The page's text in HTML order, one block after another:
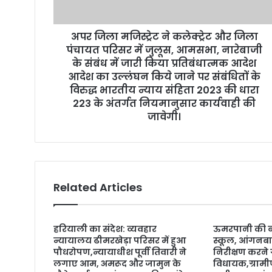
r
अपर जिला मजिस्ट्रेट ने कलेक्ट्रेट और जिला
पंचायत परिसर में जुलूस, आमसभा, नारेबाजी
के संबंध में जारी किया प्रतिबंधात्मक आदेश
आदेश का उल्लंघन किये जाने पर संबंधितों के
विरुद्ध भारतीय न्याय संहिता 2023 की धारा
223 के अंतर्गत नियमानुसार कार्यवाही की
जावेगी।
Related Articles
हरियाली का संदेश: व्यवहार
न्यायालय ढीमरखेड़ा परिसर में हुआ
पौधरोपण,न्यायाधीश पूर्वी तिवारी ने
लगाए आम, अमरूद और जामुन के
ऊमरपानी की
स्कूल,
निरीक्षण